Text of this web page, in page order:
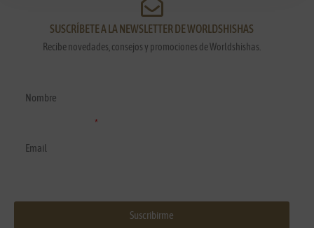
SUSCRÍBETE A LA NEWSLETTER DE WORLDSHISHAS
Recibe novedades, consejos y promociones de Worldshishas.
Suscribirme